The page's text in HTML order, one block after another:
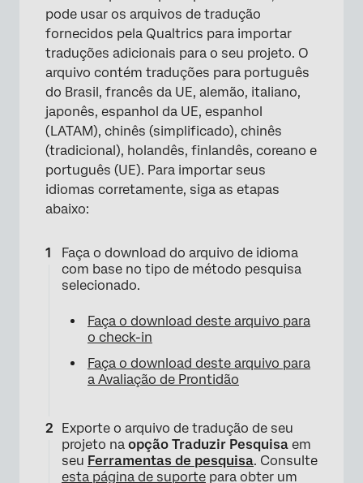
pode usar os arquivos de tradução
fornecidos pela Qualtrics para importar
traduções adicionais para o seu projeto. O
arquivo contém traduções para português
do Brasil, francês da UE, alemão, italiano,
japonês, espanhol da UE, espanhol
(LATAM), chinês (simplificado), chinês
(tradicional), holandês, finlandês, coreano e
português (UE). Para importar seus
idiomas corretamente, siga as etapas
abaixo:
Faça o download do arquivo de idioma
com base no tipo de método pesquisa
selecionado.
Faça o download deste arquivo para
o check-in
Faça o download deste arquivo para
a Avaliação de Prontidão
Exporte o arquivo de tradução de seu
projeto na opção Traduzir Pesquisa em
seu Ferramentas de pesquisa. Consulte
esta página de suporte para obter um